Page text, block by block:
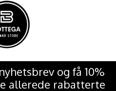
og få 10%
allerede rabatterte